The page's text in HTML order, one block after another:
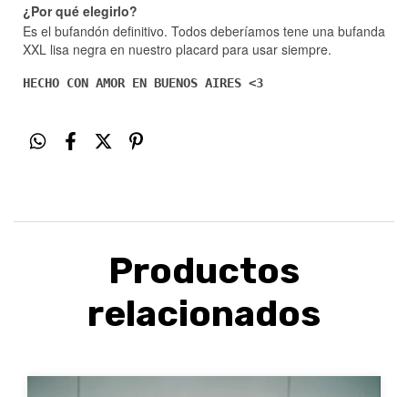
¿Por qué elegirlo?
Es el bufandón definitivo. Todos deberíamos tene una bufanda
XXL lisa negra en nuestro placard para usar siempre.
HECHO CON AMOR EN BUENOS AIRES <3
Productos
relacionados